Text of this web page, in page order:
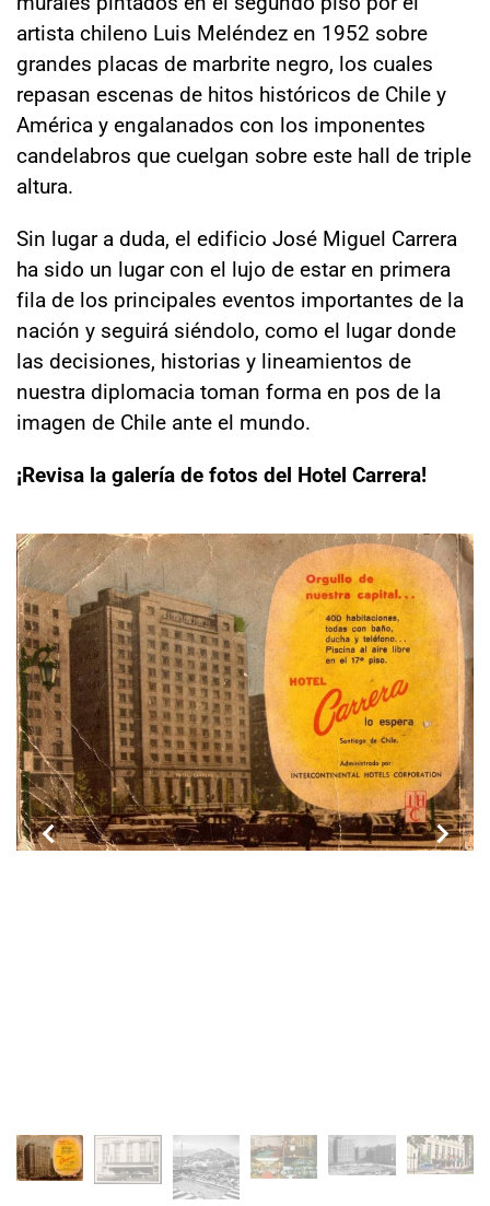
artista chileno Luis Meléndez en 1952 sobre
grandes placas de marbrite negro, los cuales
repasan escenas de hitos históricos de Chile y
América y engalanados con los imponentes
candelabros que cuelgan sobre este hall de triple
altura.
Sin lugar a duda, el edificio José Miguel Carrera
ha sido un lugar con el lujo de estar en primera
fila de los principales eventos importantes de la
nación y seguirá siéndolo, como el lugar donde
las decisiones, historias y lineamientos de
nuestra diplomacia toman forma en pos de la
imagen de Chile ante el mundo.
¡Revisa la galería de fotos del Hotel Carrera!